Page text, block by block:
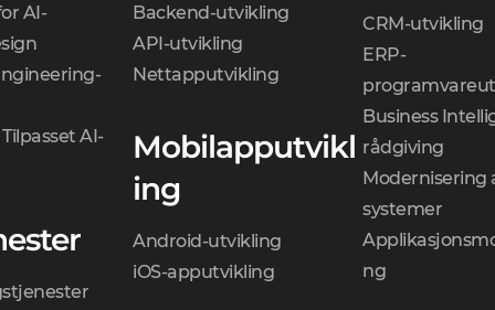
AI-
AI-
Backend-utvikling
API-utvikling
Nettapputvikling
Mobilapputvikl
ing
Android-utvikling
iOS-apputvikling
CRM-utvikling
ERP-
Business
rådgiving
Modernisering
systemer
ng